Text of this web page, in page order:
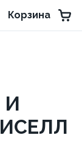
Корзина
И